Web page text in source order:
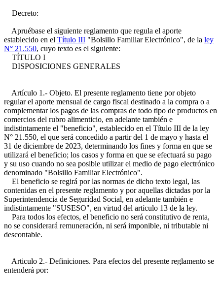
Decreto:
Apruébase el siguiente reglamento que regula el aporte
establecido en el Título III "Bolsillo Familiar Electrónico", de la ley
N° 21.550, cuyo texto es el siguiente:
TÍTULO I
DISPOSICIONES GENERALES
Artículo 1.- Objeto. El presente reglamento tiene por objeto
regular el aporte mensual de cargo fiscal destinado a la compra o a
complementar los pagos de las compras de todo tipo de productos en
comercios del rubro alimenticio, en adelante también e
indistintamente el "beneficio", establecido en el Título III de la ley
N° 21.550, el que será concedido a partir del 1 de mayo y hasta el
31 de diciembre de 2023, determinando los fines y forma en que se
utilizará el beneficio; los casos y forma en que se efectuará su pago
y su uso cuando no sea posible utilizar el medio de pago electrónico
denominado "Bolsillo Familiar Electrónico".
El beneficio se regirá por las normas de dicho texto legal, las
contenidas en el presente reglamento y por aquellas dictadas por la
Superintendencia de Seguridad Social, en adelante también e
indistintamente "SUSESO", en virtud del artículo 13 de la ley.
Para todos los efectos, el beneficio no será constitutivo de renta,
no se considerará remuneración, ni será imponible, ni tributable ni
descontable.
Articulo 2.- Definiciones. Para efectos del presente reglamento se
entenderá por: